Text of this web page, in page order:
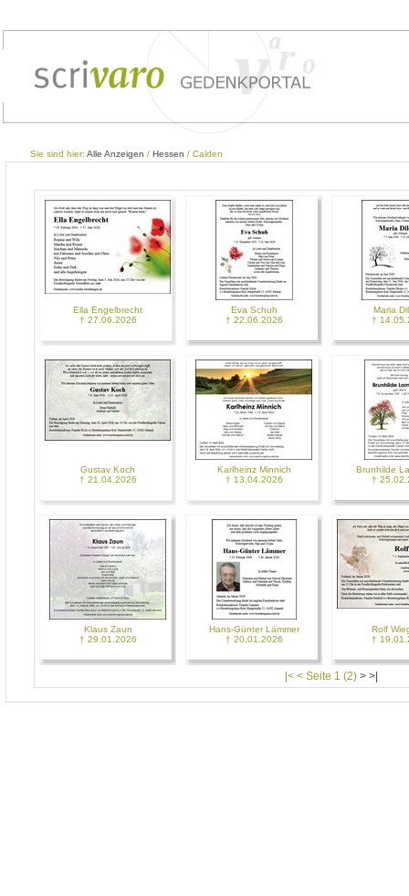
Sie sind hier: Alle Anzeigen / Hessen / Calden
Ella Engelbrecht
† 27.06.2026
Eva Schuh
† 22.06.2026
Maria
†
Gustav Koch
† 21.04.2026
Karlheinz Minnich
† 13.04.2026
Brunhilde
†
Klaus Zaun
† 29.01.2026
Hans-Günter Lämmer
† 20.01.2026
Rolf
†
|< < Seite 1 (2) > >|